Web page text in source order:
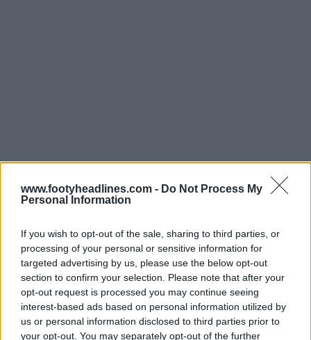
www.footyheadlines.com - Do Not Process My
Personal Information
If you wish to opt-out of the sale, sharing to third parties, or
processing of your personal or sensitive information for
targeted advertising by us, please use the below opt-out
section to confirm your selection. Please note that after your
opt-out request is processed you may continue seeing
interest-based ads based on personal information utilized by
us or personal information disclosed to third parties prior to
your opt-out. You may separately opt-out of the further
Le maillot du Japon s'inspire des maillots de 1993 et
1998, avec sa base bleu électrique et ses motifs tribaux
en forme de flammes au centre. Les lignes courbes
blanches sur la poitrine et le motif complexe à rayures
noires sur les manches en font l'une des pièces phares
de la collection.